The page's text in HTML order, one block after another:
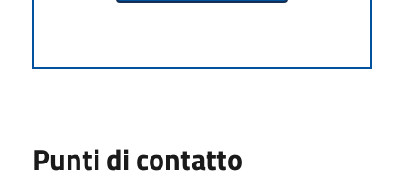
Punti di contatto